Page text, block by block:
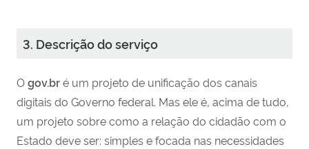
3. Descrição do serviço
Ogov.bré um projeto de unificação dos canais
digitais do Governo federal. Mas ele é, acima de tudo,
um projeto sobre como a relação do cidadão com o
Estado deve ser: simples e focada nas necessidades